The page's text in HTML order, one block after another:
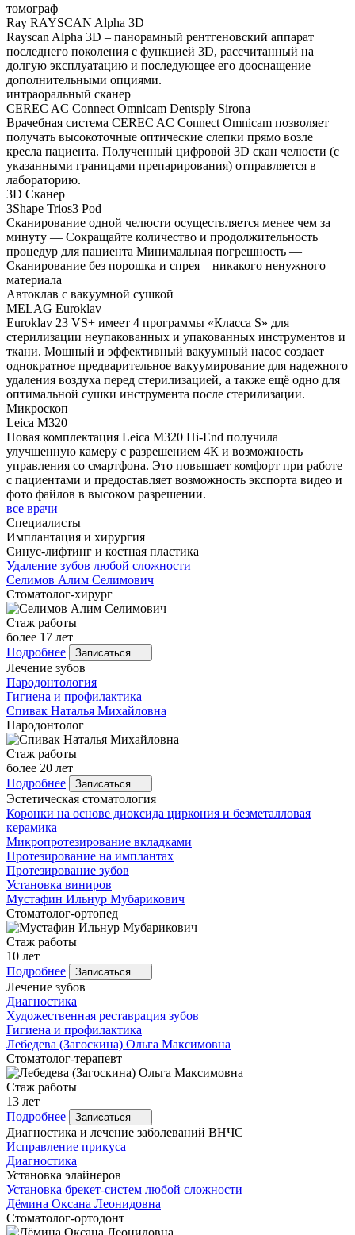
томограф
Ray RAYSCAN Alpha 3D
Rayscan Alpha 3D – панорамный рентгеновский аппарат
последнего поколения с функцией 3D, рассчитанный на
долгую эксплуатацию и последующее его дооснащение
дополнительными опциями.
интраоральный сканер
CEREC AC Connect Omnicam Dentsply Sirona
Врачебная система CEREC AC Connect Omnicam позволяет
получать высокоточные оптические слепки прямо возле
кресла пациента. Полученный цифровой 3D скан челюсти (с
указанными границами препарирования) отправляется в
лабораторию.
3D Сканер
3Shape Trios3 Pod
Сканирование одной челюсти осуществляется менее чем за
минуту — Сокращайте количество и продолжительность
процедур для пациента Минимальная погрешность —
Сканирование без порошка и спрея – никакого ненужного
материала
Автоклав с вакуумной сушкой
MELAG Euroklav
Euroklav 23 VS+ имеет 4 программы «Класса S» для
стерилизации неупакованных и упакованных инструментов и
ткани. Мощный и эффективный вакуумный насос создает
однократное предварительное вакуумирование для надежного
удаления воздуха перед стерилизацией, а также ещё одно для
оптимальной сушки инструмента после стерилизации.
Микроскоп
Leica M320
Новая комплектация Leica M320 Hi-End получила
улучшенную камеру с разрешением 4К и возможность
управления со смартфона. Это повышает комфорт при работе
с пациентами и предоставляет возможность экспорта видео и
фото файлов в высоком разрешении.
все врачи
Специалисты
Имплантация и хирургия
Синус-лифтинг и костная пластика
Удаление зубов любой сложности
Селимов Алим Селимович
Стоматолог-хирург
Стаж работы
более 17 лет
Подробнее
Записаться
Лечение зубов
Пародонтология
Гигиена и профилактика
Спивак Наталья Михайловна
Пародонтолог
Стаж работы
более 20 лет
Подробнее
Записаться
Эстетическая стоматология
Коронки на основе диоксида циркония и безметалловая
керамика
Микропротезирование вкладками
Протезирование на имплантах
Протезирование зубов
Установка виниров
Мустафин Ильнур Мубарикович
Стоматолог-ортопед
Стаж работы
10 лет
Подробнее
Записаться
Лечение зубов
Диагностика
Художественная реставрация зубов
Гигиена и профилактика
Лебедева (Загоскина) Ольга Максимовна
Стоматолог-терапевт
Стаж работы
13 лет
Подробнее
Записаться
Диагностика и лечение заболеваний ВНЧС
Исправление прикуса
Диагностика
Установка элайнеров
Установка брекет-систем любой сложности
Дёмина Оксана Леонидовна
Стоматолог-ортодонт